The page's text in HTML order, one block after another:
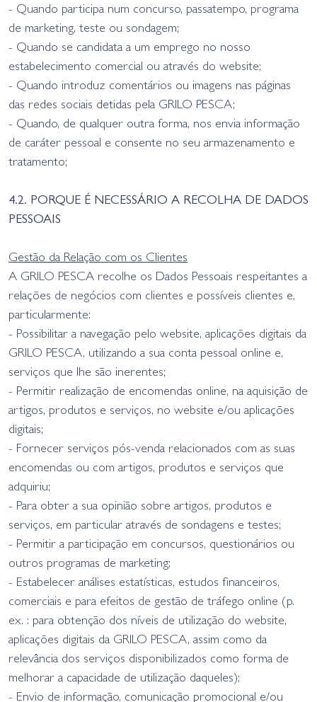
- Quando participa num concurso, passatempo, programa
de marketing, teste ou sondagem;
- Quando se candidata a um emprego no nosso
estabelecimento comercial ou através do website;
- Quando introduz comentários ou imagens nas páginas
das redes sociais detidas pela GRILO PESCA;
- Quando, de qualquer outra forma, nos envia informação
de caráter pessoal e consente no seu armazenamento e
tratamento;
4.2. PORQUE É NECESSÁRIO A RECOLHA DE DADOS
PESSOAIS
Gestão da Relação com os Clientes
A GRILO PESCA recolhe os Dados Pessoais respeitantes a
relações de negócios com clientes e possíveis clientes e,
particularmente:
- Possibilitar a navegação pelo website, aplicações digitais da
GRILO PESCA, utilizando a sua conta pessoal online e,
serviços que lhe são inerentes;
- Permitir realização de encomendas online, na aquisição de
artigos, produtos e serviços, no website e/ou aplicações
digitais;
- Fornecer serviços pós-venda relacionados com as suas
encomendas ou com artigos, produtos e serviços que
adquiriu;
- Para obter a sua opinião sobre artigos, produtos e
serviços, em particular através de sondagens e testes;
- Permitir a participação em concursos, questionários ou
outros programas de marketing;
- Estabelecer análises estatísticas, estudos financeiros,
comerciais e para efeitos de gestão de tráfego online (p.
ex. : para obtenção dos níveis de utilização do website,
aplicações digitais da GRILO PESCA, assim como da
relevância dos serviços disponibilizados como forma de
melhorar a capacidade de utilização daqueles);
- Envio de informação, comunicação promocional e/ou